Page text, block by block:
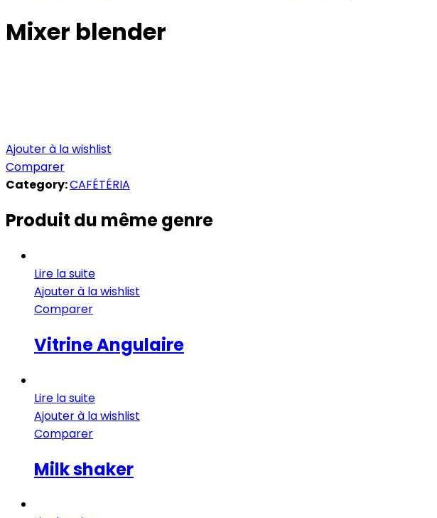
Mixer blender
Ajouter à la wishlist
Comparer
Category:CAFÉTÉRIA
Produit du même genre
Lire la suite
Ajouter à la wishlist
Comparer
Vitrine Angulaire
Lire la suite
Ajouter à la wishlist
Comparer
Milk shaker